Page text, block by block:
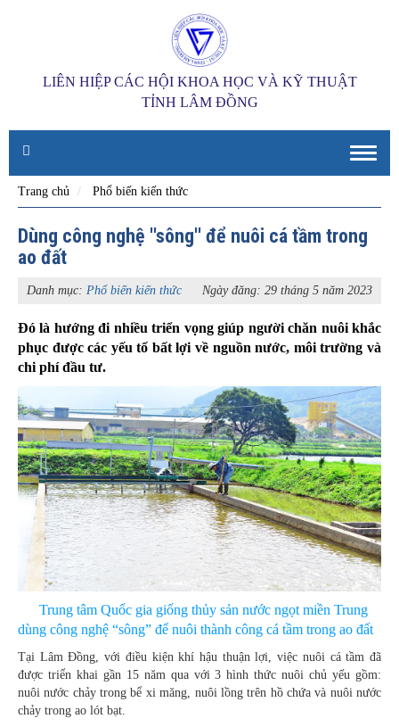
LIÊN HIỆP CÁC HỘI KHOA HỌC VÀ KỸ THUẬT
TỈNH LÂM ĐỒNG
Toggle
Trang chủ
Phổ biến kiến thức
Dùng công nghệ ''sông'' để nuôi cá tầm trong
ao đất
Danh mục: Phổ biến kiến thức Ngày đăng: 29 tháng 5 năm 2023
Đó là hướng đi nhiều triển vọng giúp người chăn nuôi khắc
phục được các yếu tố bất lợi về nguồn nước, môi trường và
chi phí đầu tư.
Trung tâm Quốc gia giống thủy sản nước ngọt miền Trung
dùng công nghệ “sông” để nuôi thành công cá tầm trong ao đất
Tại Lâm Đồng, với điều kiện khí hậu thuận lợi, việc nuôi cá tầm đã
được triển khai gần 15 năm qua với 3 hình thức nuôi chủ yếu gồm:
nuôi nước chảy trong bể xi măng, nuôi lồng trên hồ chứa và nuôi nước
chảy trong ao lót bạt.